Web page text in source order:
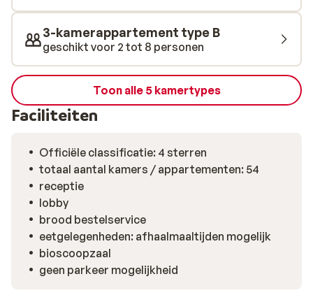
3-kamerappartement type B
geschikt voor 2 tot 8 personen
Toon alle 5 kamertypes
Faciliteiten
Officiële classificatie: 4 sterren
totaal aantal kamers / appartementen: 54
receptie
lobby
brood bestelservice
eetgelegenheden: afhaalmaaltijden mogelijk
bioscoopzaal
geen parkeer mogelijkheid